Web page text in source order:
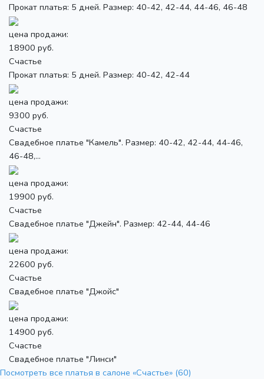
Прокат платья: 5 дней. Размер: 40-42, 42-44, 44-46, 46-48
цена продажи:
18900 руб.
Счастье
Прокат платья: 5 дней. Размер: 40-42, 42-44
цена продажи:
9300 руб.
Счастье
Свадебное платье "Камель". Размер: 40-42, 42-44, 44-46,
46-48,...
цена продажи:
19900 руб.
Счастье
Свадебное платье "Джейн". Размер: 42-44, 44-46
цена продажи:
22600 руб.
Счастье
Свадебное платье "Джойс"
цена продажи:
14900 руб.
Счастье
Свадебное платье "Линси"
Посмотреть все платья в салоне «Счастье» (60)